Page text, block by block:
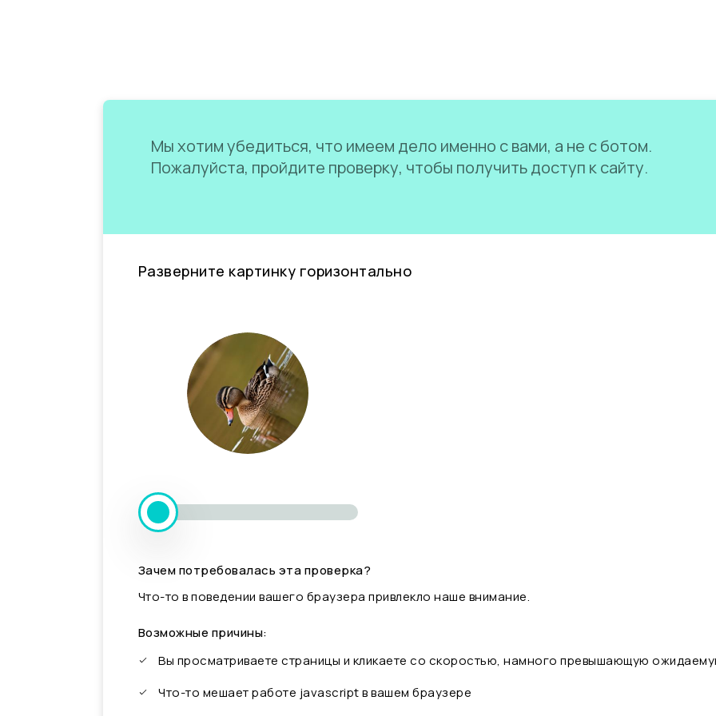
Мы хотим убедиться, что имеем дело именно с вами, а не с ботом.
Пожалуйста, пройдите проверку, чтобы получить доступ к сайту.
Разверните картинку горизонтально
Зачем потребовалась эта проверка?
Что-то в поведении вашего браузера привлекло наше внимание.
Возможные причины:
Вы просматриваете страницы и кликаете со скоростью, намного превышающую
Что-то мешает работе javascript в вашем браузере